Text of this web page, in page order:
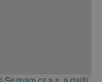
Seznam.cz a.s. a další